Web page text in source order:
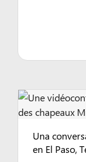
Una
en El Paso,